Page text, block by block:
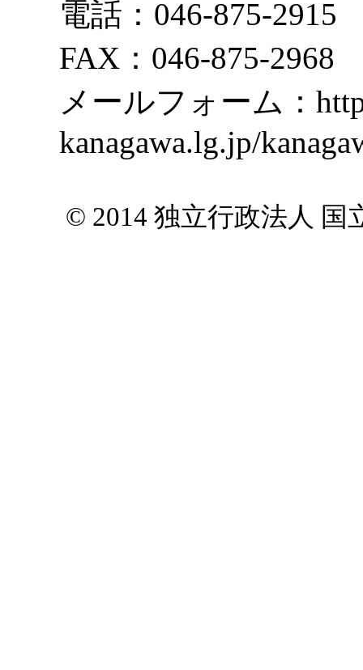
電話：046-875-2915
FAX：046-875-2968
メールフォーム：
kanagawa.lg.jp/
© 2014 独立行政法人 国